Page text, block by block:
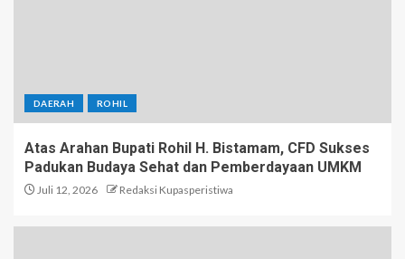
DAERAH ROHIL
Atas Arahan Bupati Rohil H. Bistamam, CFD Sukses
Padukan Budaya Sehat dan Pemberdayaan UMKM
Juli 12, 2026 Redaksi Kupasperistiwa